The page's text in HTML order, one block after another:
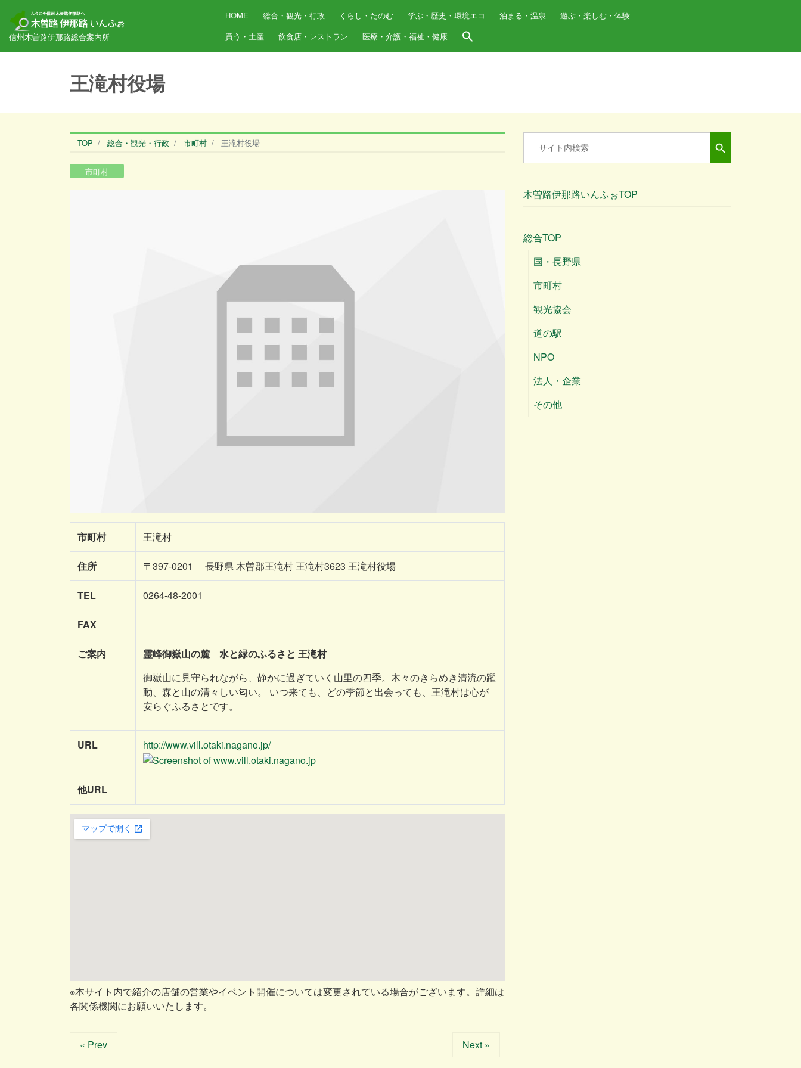
信州木曽路伊那路総合案内所
HOME 総合・観光・行政 くらし・たのむ 学ぶ・歴史・環境エコ 泊まる・温泉
遊ぶ・楽しむ・体験
買う・土産
飲食店・レストラン 医療・介護・福祉・健康
王滝村役場
TOP 総合・観光・行政 市町村 王滝村役場
市町村
市町村 王滝村
住所 〒397-0201 長野県 木曽郡王滝村 王滝村3623 王滝村役場
TEL 0264-48-2001
FAX
ご案内
霊峰御嶽山の麓 水と緑のふるさと 王滝村
御嶽山に見守られながら、静かに過ぎていく山里の四季。木々のきらめき清流の躍
動、森と山の清々しい匂い。 いつ来ても、どの季節と出会っても、王滝村は心が
安らぐふるさとです。
URL http://www.vill.otaki.nagano.jp/
他URL
※本サイト内で紹介の店舗の営業やイベント開催については変更されている場合がございます。詳細は
各関係機関にお願いいたします。
« Prev Next »
Search Search Button
木曽路伊那路いんふぉTOP
総合TOP
国・長野県
市町村
観光協会
道の駅
NPO
法人・企業
その他